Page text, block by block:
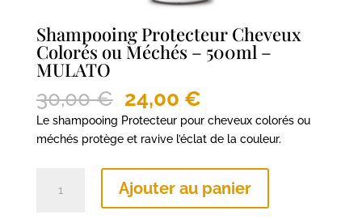
Shampooing Protecteur Cheveux
Colorés ou Méchés – 500ml –
MULATO
30,00€ Le
prix
initial
30,00 €.
24,00 €Le
prix
actuel
24,00 €.
Le shampooing Protecteur pour cheveux colorés ou
méchés protège et ravive l’éclat de la couleur.
Ajouter au panier